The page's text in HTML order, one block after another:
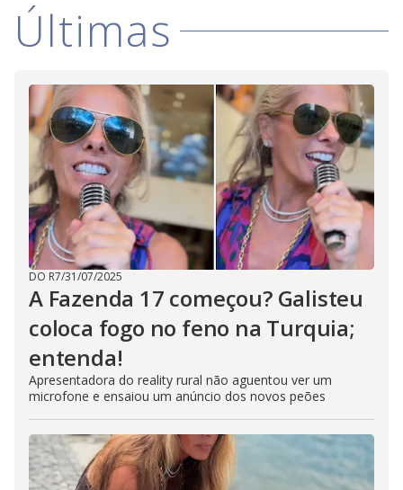
Últimas
DO R7/31/07/2025
A Fazenda 17 começou? Galisteu
coloca fogo no feno na Turquia;
entenda!
Apresentadora do reality rural não aguentou ver um
microfone e ensaiou um anúncio dos novos peões